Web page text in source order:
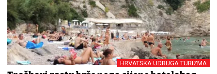
HRVATSKA UDRUGA TURIZMA